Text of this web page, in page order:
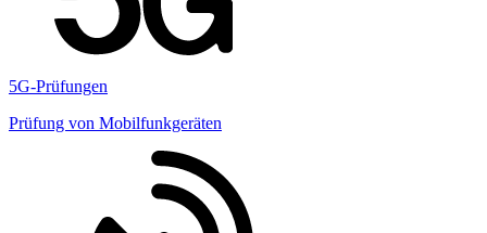
5G-Prüfungen
Prüfung von Mobilfunkgeräten